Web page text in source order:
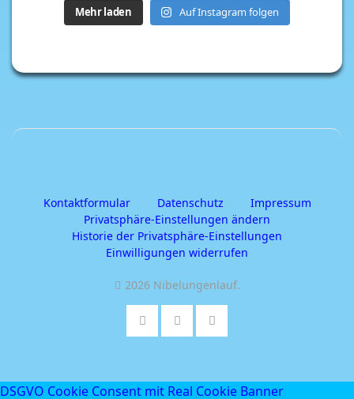
Mehr laden Auf Instagram folgen
Kontaktformular Datenschutz
Impressum
Privatsphäre-Einstellungen ändern
Historie der Privatsphäre-Einstellungen
Einwilligungen widerrufen
2026 Nibelungenlauf.
DSGVO Cookie Consent mit Real Cookie Banner